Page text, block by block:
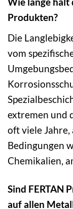
Produkten?
Die
vom
extremen und
oft viele
Bedingungen
Chemikalien,
Sind FERTAN
auf allen